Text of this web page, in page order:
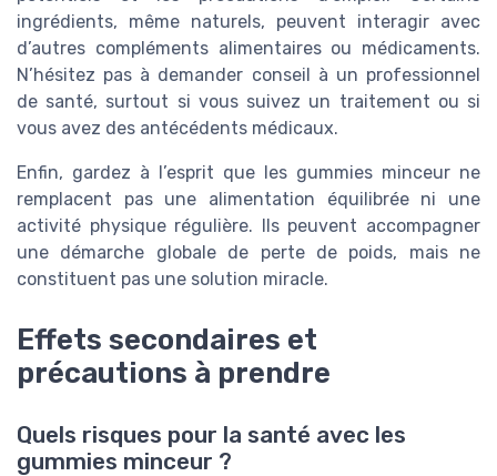
ingrédients, même naturels, peuvent interagir avec
d’autres compléments alimentaires ou médicaments.
N’hésitez pas à demander conseil à un professionnel
de santé, surtout si vous suivez un traitement ou si
vous avez des antécédents médicaux.
Enfin, gardez à l’esprit que les gummies minceur ne
remplacent pas une alimentation équilibrée ni une
activité physique régulière. Ils peuvent accompagner
une démarche globale de perte de poids, mais ne
constituent pas une solution miracle.
Effets secondaires et
précautions à prendre
Quels risques pour la santé avec les
gummies minceur ?